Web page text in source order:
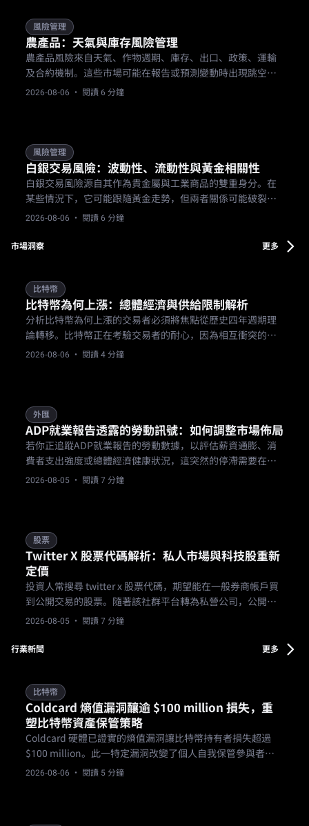
風險管理
農產品：天氣與庫存風險管理
農產品風險來自天氣、作物週期、庫存、出口、政策、運輸
及合約機制。這些市場可能在報告或預測變動時出現跳空，
交易者需採用考量行事曆的倉位管理、明確的失效水準，並
2026-08-06 · 閱讀 6 分鐘
風險管理
白銀交易風險：波動性、流動性與黃金相關性
白銀交易風險源自其作為貴金屬與工業商品的雙重身分。在
某些情況下，它可能跟隨黃金走勢，但兩者關係可能破裂。
交易者在規劃白銀曝險時，應預先考慮更劇烈的波動、較低
2026-08-06 · 閱讀 6 分鐘
市場洞察 更多
比特幣
比特幣為何上漲：總體經濟與供給限制解析
分析比特幣為何上漲的交易者必須將焦點從歷史四年週期理
論轉移。比特幣正在考驗交易者的耐心，因為相互衝突的市
場力量將 BTC USD 現貨對困在沉重的盤整階段。
2026-08-06 · 閱讀 4 分鐘
外匯
ADP就業報告透露的勞動訊號：如何調整市場佈局
若你正追蹤ADP就業報告的勞動數據，以評估薪資通膨、消
費者支出強度或總體經濟健康狀況，這突然的停滯需要在本
週稍晚官方政府就業數據出爐前，向下調整你的短期成長預
2026-08-05 · 閱讀 7 分鐘
股票
Twitter X 股票代碼解析：私人市場與科技股重新
定價
投資人常搜尋 twitter x 股票代碼，期望能在一般券商帳戶買
到公開交易的股票。隨著該社群平台轉為私營公司，公開市
場的價格發現機制已不復存在，這需要基於事實的分析，而
2026-08-05 · 閱讀 7 分鐘
行業新聞 更多
比特幣
Coldcard 熵值漏洞釀逾 $100 million 損失，重
塑比特幣資產保管策略
Coldcard 硬體已證實的熵值漏洞讓比特幣持有者損失超過
$100 million。此一特定漏洞改變了個人自我保管參與者的
作業流程，並在硬體錢包營運商之間引發了更廣泛的信任危
2026-08-06 · 閱讀 5 分鐘